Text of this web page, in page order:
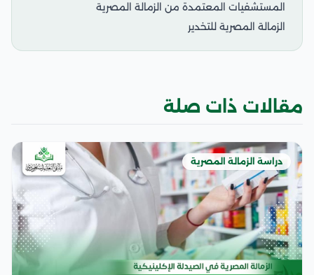
المستشفيات المعتمدة من الزمالة المصرية
الزمالة المصرية للتخدير
مقالات ذات صلة
دراسة الزمالة المصرية